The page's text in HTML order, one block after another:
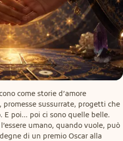
come storie d’amore
promesse sussurrate, progetti che
E poi… poi ci sono quelle belle.
umano, quando vuole, può
di un premio Oscar alla